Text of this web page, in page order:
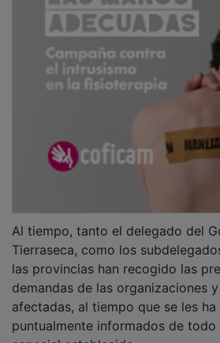
Al tiempo, tanto el delegado del
Tierraseca, como los
las provincias han recogido las
demandas de las organizaciones y
afectadas, al tiempo que se les
puntualmente informados de todo